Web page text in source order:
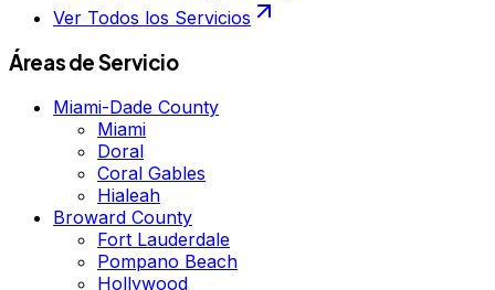
Ver Todos los Servicios
Áreas de Servicio
Miami-Dade County
Miami
Doral
Coral Gables
Hialeah
Broward County
Fort Lauderdale
Pompano Beach
Hollywood